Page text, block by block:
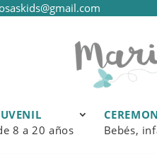
8 a 20 años
Bebés,